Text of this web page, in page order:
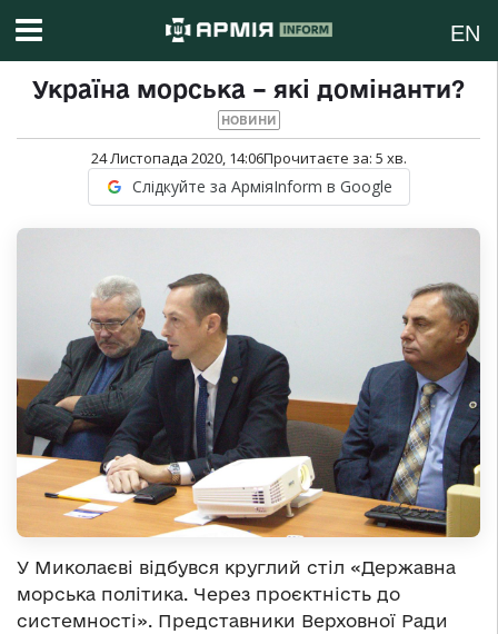
EN
Україна морська – які домінанти?
НОВИНИ
24 Листопада 2020, 14:06Прочитаєте за: 5 хв.
Слідкуйте за АрміяInform в Google
У Миколаєві відбувся круглий стіл «Державна
морська політика. Через проєктність до
системності». Представники Верховної Ради